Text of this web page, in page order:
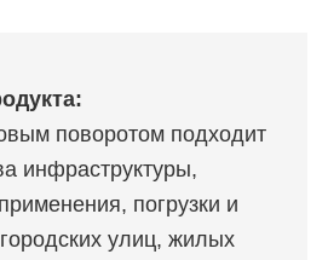
поворотом подходит
инфраструктуры,
погрузки и
улиц, жилых